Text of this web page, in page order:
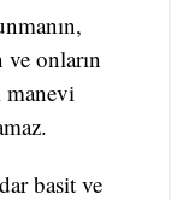
ve onların
manevi
basit ve